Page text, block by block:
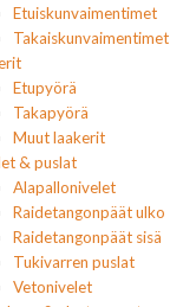
Etuiskunvaimentimet
Takaiskunvaimentimet
Etupyörä
Takapyörä
Muut laakerit
& puslat
Alapallonivelet
Raidetangonpäät ulko
Raidetangonpäät sisä
Tukivarren puslat
Vetonivelet